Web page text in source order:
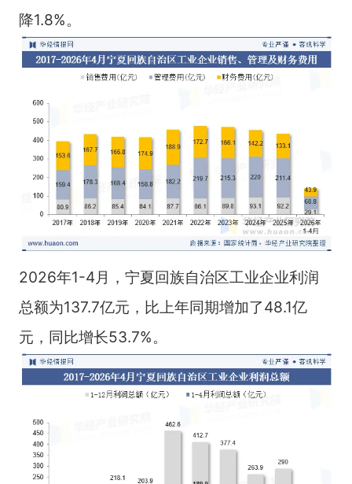
降1.8%。
2026年1-4月，宁夏回族自治区工业企业利润
总额为137.7亿元，比上年同期增加了48.1亿
元，同比增长53.7%。